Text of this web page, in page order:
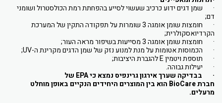
· שמן דגים ידוע כרכיב שעשוי לסייע בהפחתת רמת הכולסטרול ושומני
דם;
· חומצות שומן אומגה 3 שומרות על תפקודה התקין של המערכת
הקרדיואסקולרית;
· חומצות שומן אומגה 3 מסייעות בשיפור מראה העור;
· הכמוסות אטומות על מנת למנוע נזק של שמן הדגים מקרינת ה-UV
;
· תוספת ויטמיןEלהגברת היציבות;
· יעילות גבוהה.
· בבדיקה שערך אירגון גרינפיס נמצא כיEPA של
חברתBioCare הוא בין המוצרים היחידים הנקיים באופן מוחלט
מרעלים.